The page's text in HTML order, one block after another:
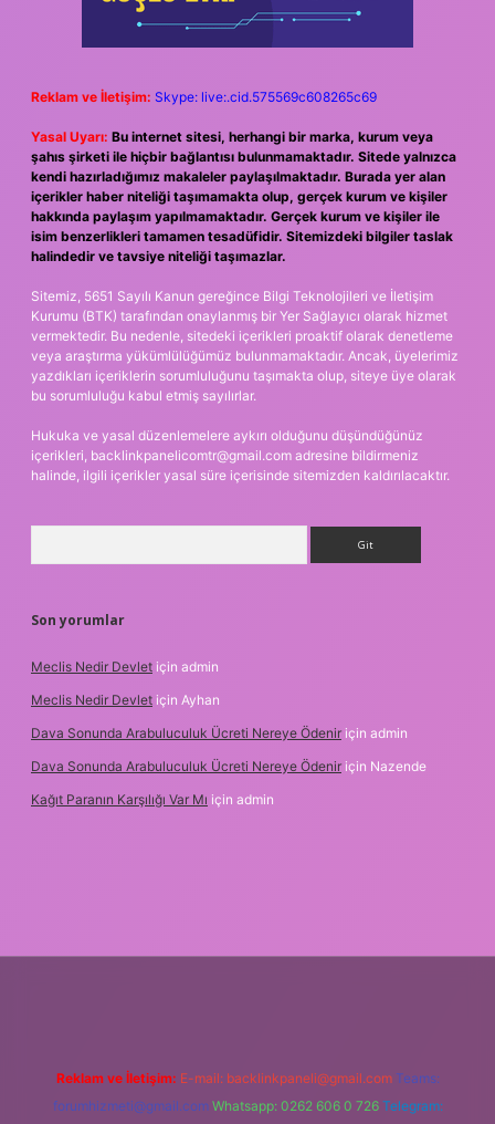
Reklam ve İletişim: Skype: live:.cid.575569c608265c69
Yasal Uyarı: Bu internet sitesi, herhangi bir marka, kurum veya
şahıs şirketi ile hiçbir bağlantısı bulunmamaktadır. Sitede yalnızca
kendi hazırladığımız makaleler paylaşılmaktadır. Burada yer alan
içerikler haber niteliği taşımamakta olup, gerçek kurum ve kişiler
hakkında paylaşım yapılmamaktadır. Gerçek kurum ve kişiler ile
isim benzerlikleri tamamen tesadüfidir. Sitemizdeki bilgiler taslak
halindedir ve tavsiye niteliği taşımazlar.
Sitemiz, 5651 Sayılı Kanun gereğince Bilgi Teknolojileri ve İletişim
Kurumu (BTK) tarafından onaylanmış bir Yer Sağlayıcı olarak hizmet
vermektedir. Bu nedenle, sitedeki içerikleri proaktif olarak denetleme
veya araştırma yükümlülüğümüz bulunmamaktadır. Ancak, üyelerimiz
yazdıkları içeriklerin sorumluluğunu taşımakta olup, siteye üye olarak
bu sorumluluğu kabul etmiş sayılırlar.
Hukuka ve yasal düzenlemelere aykırı olduğunu düşündüğünüz
içerikleri, backlinkpanelicomtr@gmail.com adresine bildirmeniz
halinde, ilgili içerikler yasal süre içerisinde sitemizden kaldırılacaktır.
Son yorumlar
Meclis Nedir Devlet için admin
Meclis Nedir Devlet için Ayhan
Dava Sonunda Arabuluculuk Ücreti Nereye Ödenir için admin
Dava Sonunda Arabuluculuk Ücreti Nereye Ödenir için Nazende
Kağıt Paranın Karşılığı Var Mı için admin
Reklam ve İletişim: E-mail: backlinkpaneli@gmail.com Teams:
forumhizmeti@gmail.com Whatsapp: 0262 606 0 726 Telegram: